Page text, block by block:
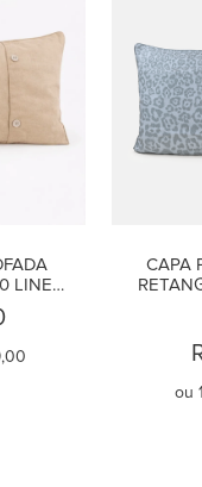
LINEN
CAPA
ou 1